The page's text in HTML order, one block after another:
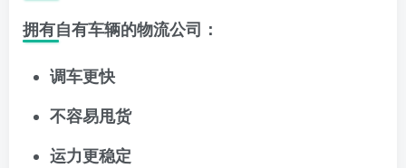
拥有自有车辆的物流公司：
调车更快
不容易甩货
运力更稳定